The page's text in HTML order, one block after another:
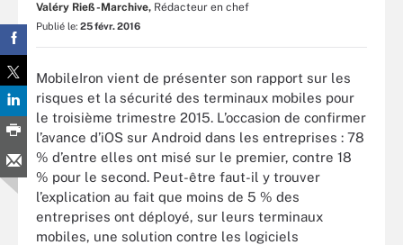
Valéry Rieß-Marchive, Rédacteur en chef
Publié le: 25 févr. 2016
MobileIron vient de présenter son rapport sur les
risques et la sécurité des terminaux mobiles pour
le troisième trimestre 2015. L’occasion de confirmer
l’avance d’iOS sur Android dans les entreprises : 78
% d’entre elles ont misé sur le premier, contre 18
% pour le second. Peut-être faut-il y trouver
l’explication au fait que moins de 5 % des
entreprises ont déployé, sur leurs terminaux
mobiles, une solution contre les logiciels